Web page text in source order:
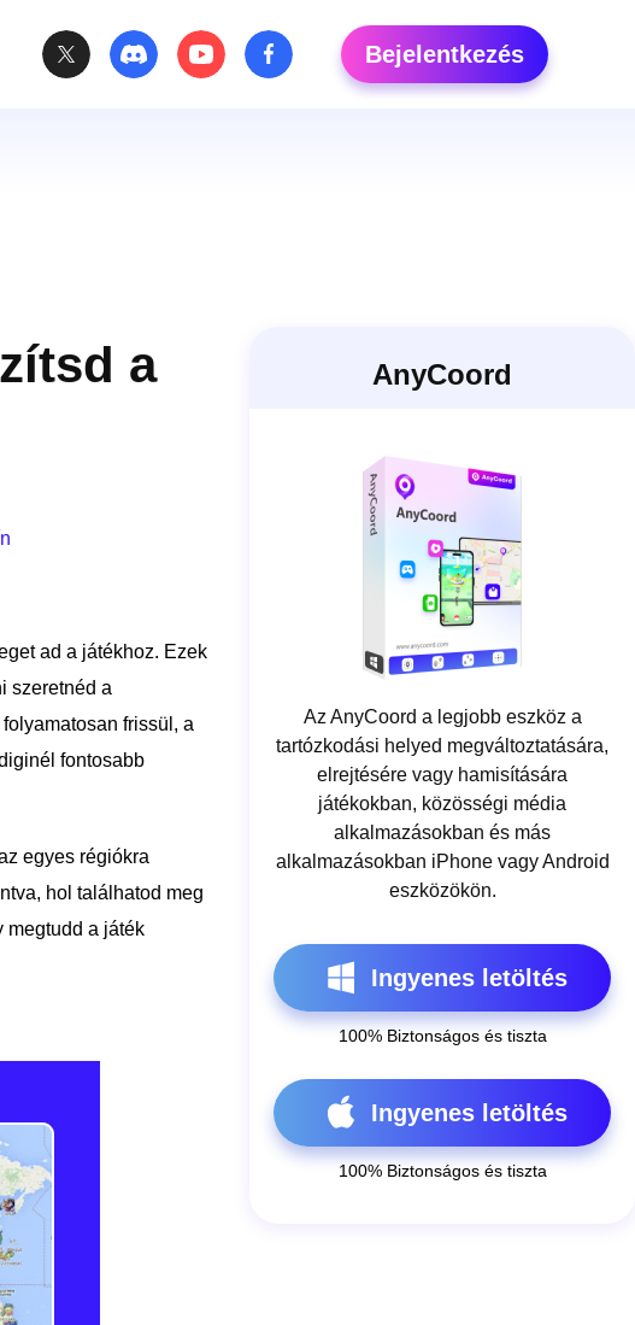
Bejelentkezés
a
ad a játékhoz. Ezek
szeretnéd a
frissül, a
fontosabb
egyes régiókra
hol találhatod meg
megtudd a játék
AnyCoord
Az AnyCoord a legjobb eszköz a
tartózkodási helyed megváltoztatására,
elrejtésére vagy hamisítására
játékokban, közösségi média
alkalmazásokban és más
alkalmazásokban iPhone vagy Android
eszközökön.
Ingyenes letöltés
100% Biztonságos és tiszta
Ingyenes letöltés
100% Biztonságos és tiszta